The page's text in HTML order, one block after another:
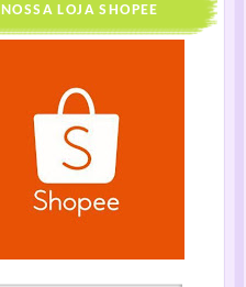
NOSSA LOJA SHOPEE